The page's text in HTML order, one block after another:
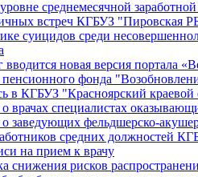
среднемесячной
встреч КГБУЗ "Пировская
суицидов среди
новая версия портала
фонда
в КГБУЗ "Красноярский краевой
врачах специалистах
заведующих фельдшерско-
средних должностей
на прием к врачу
снижения рисков